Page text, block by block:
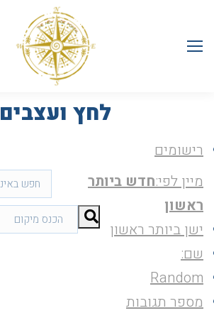
לחץ ועצבים
רישומים
מיין לפי:חדש ביותר
ראשון
ישן ביותר ראשון
שם:
Random
מספר תגובות